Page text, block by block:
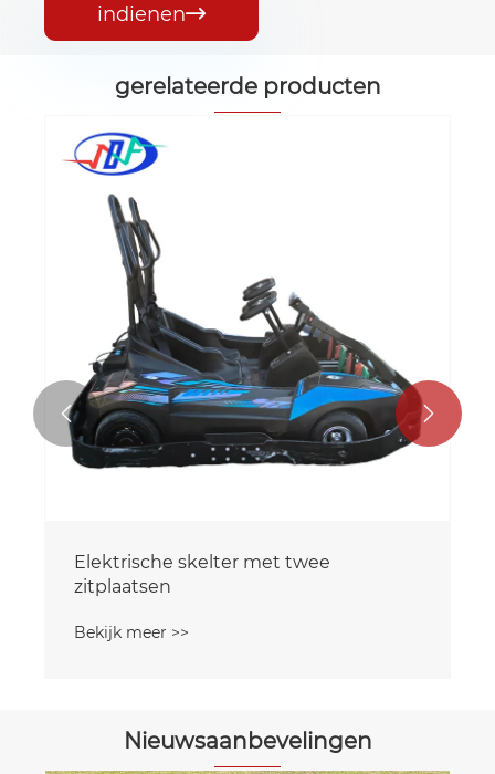
indienen
gerelateerde producten
Elektrische ouder-kind-skelter
 
Nieuwsaanbevelingen